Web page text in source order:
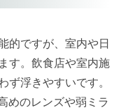
的ですが、室内や日
す。飲食店や室内施
浮きやすいです。
めのレンズや弱ミラ